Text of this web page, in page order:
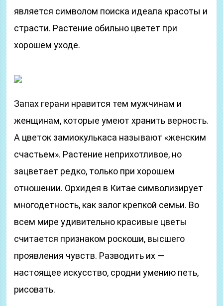
является символом поиска идеала красоты и
страсти. Растение обильно цветет при
хорошем уходе.
Запах герани нравится тем мужчинам и
женщинам, которые умеют хранить верность.
А цветок замиокулькаса называют «женским
счастьем». Растение неприхотливое, но
зацветает редко, только при хорошем
отношении. Орхидея в Китае символизирует
многодетность, как залог крепкой семьи. Во
всем мире удивительно красивые цветы
считается признаком роскоши, высшего
проявления чувств. Разводить их —
настоящее искусство, сродни умению петь,
рисовать.